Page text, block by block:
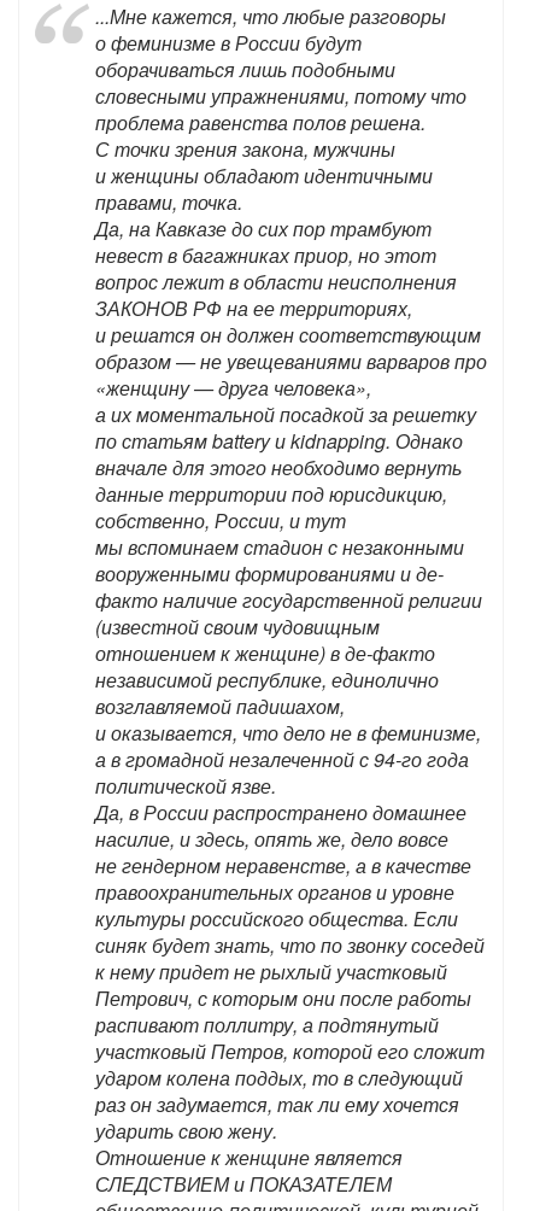
...Мне кажется, что любые разговоры
о феминизме в России будут
оборачиваться лишь подобными
словесными упражнениями, потому что
проблема равенства полов решена.
С точки зрения закона, мужчины
и женщины обладают идентичными
правами, точка.
Да, на Кавказе до сих пор трамбуют
невест в багажниках приор, но этот
вопрос лежит в области неисполнения
ЗАКОНОВ РФ на ее территориях,
и решатся он должен соответствующим
образом — не увещеваниями варваров про
«женщину — друга человека»,
а их моментальной посадкой за решетку
по статьям battery и kidnapping. Однако
вначале для этого необходимо вернуть
данные территории под юрисдикцию,
собственно, России, и тут
мы вспоминаем стадион с незаконными
вооруженными формированиями и де-
факто наличие государственной религии
(известной своим чудовищным
отношением к женщине) в де-факто
независимой республике, единолично
возглавляемой падишахом,
и оказывается, что дело не в феминизме,
а в громадной незалеченной с 94-го года
политической язве.
Да, в России распространено домашнее
насилие, и здесь, опять же, дело вовсе
не гендерном неравенстве, а в качестве
правоохранительных органов и уровне
культуры российского общества. Если
синяк будет знать, что по звонку соседей
к нему придет не рыхлый участковый
Петрович, с которым они после работы
распивают поллитру, а подтянутый
участковый Петров, которой его сложит
ударом колена поддых, то в следующий
раз он задумается, так ли ему хочется
ударить свою жену.
Отношение к женщине является
СЛЕДСТВИЕМ и ПОКАЗАТЕЛЕМ